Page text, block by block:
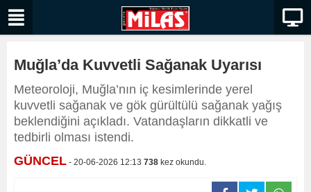
Muğla’da Kuvvetli Sağanak Uyarısı
Meteoroloji, Muğla’nın iç kesimlerinde yerel
kuvvetli sağanak ve gök gürültülü sağanak yağış
beklendiğini açıkladı. Vatandaşların dikkatli ve
tedbirli olması istendi.
GÜNCEL - 20-06-2026 12:13 738 kez okundu.